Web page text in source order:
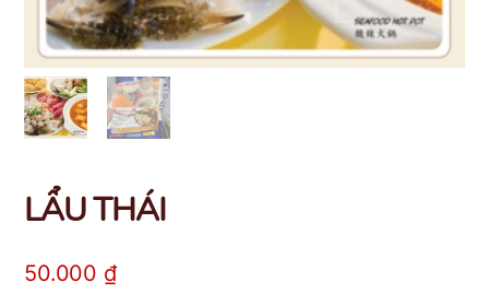
LẨU THÁI
50.000 ₫